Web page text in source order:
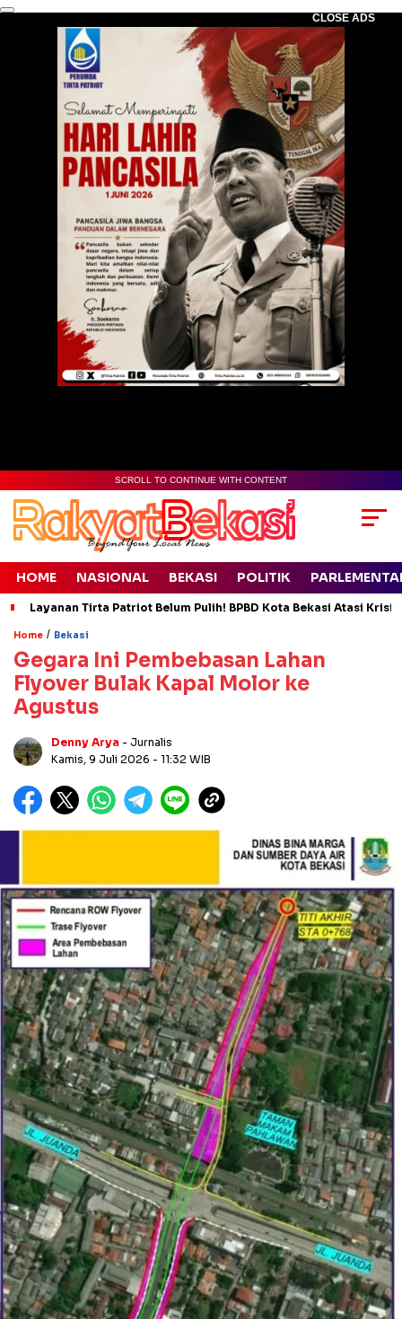
CLOSE ADS
SCROLL TO CONTINUE WITH CONTENT
HOME NASIONAL BEKASI POLITIK
Layanan Tirta Patriot Belum Pulih! BPBD Kota Bekasi Atasi
Home / Bekasi
Gegara Ini Pembebasan Lahan
Flyover Bulak Kapal Molor ke
Agustus
Denny Arya - Jurnalis
Kamis, 9 Juli 2026 - 11:32 WIB